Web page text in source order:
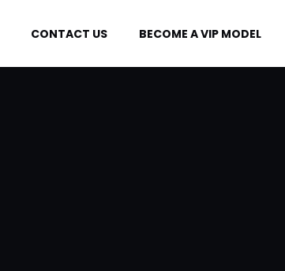
CONTACT US BECOME A VIP MODEL